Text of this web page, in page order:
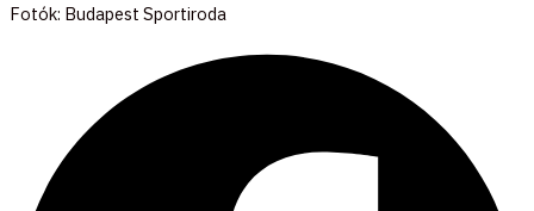
Fotók: Budapest Sportiroda